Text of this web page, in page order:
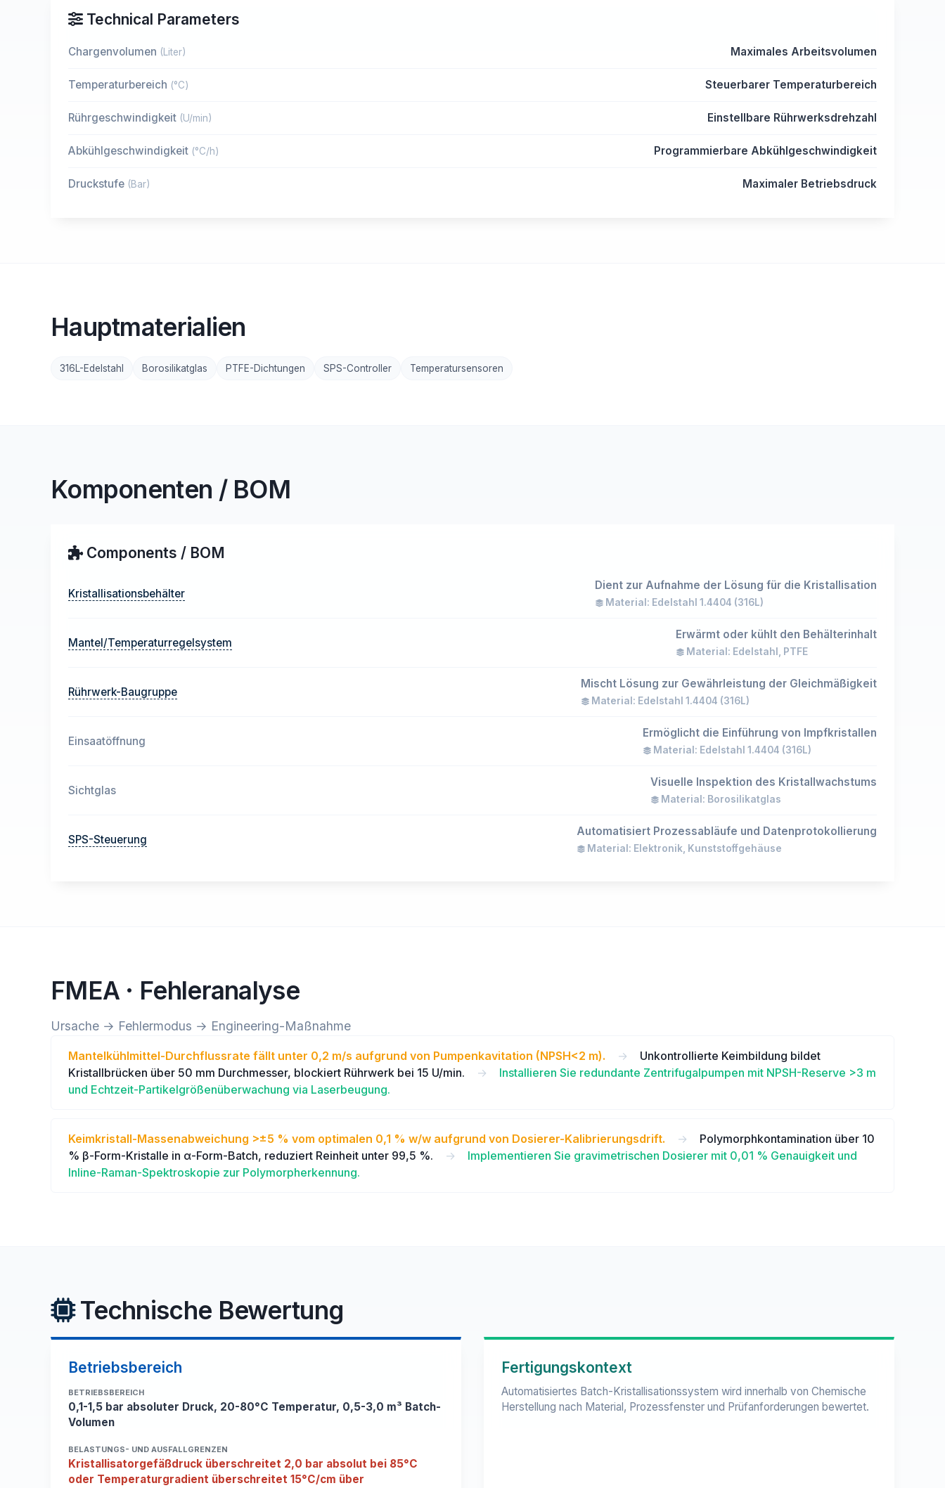
Technical Parameters
Chargenvolumen (Liter) Maximales Arbeitsvolumen
Temperaturbereich (°C) Steuerbarer Temperaturbereich
Rührgeschwindigkeit (U/min) Einstellbare Rührwerksdrehzahl
Abkühlgeschwindigkeit (°C/h) Programmierbare Abkühlgeschwindigkeit
Druckstufe (Bar) Maximaler Betriebsdruck
Hauptmaterialien
316L-Edelstahl Borosilikatglas PTFE-Dichtungen SPS-Controller Temperatursensoren
Komponenten / BOM
Components / BOM
Kristallisationsbehälter
Dient zur Aufnahme der Lösung für die Kristallisation
Material: Edelstahl 1.4404 (316L)
Mantel/Temperaturregelsystem
Erwärmt oder kühlt den Behälterinhalt
Material: Edelstahl, PTFE
Rührwerk-Baugruppe
Mischt Lösung zur Gewährleistung der Gleichmäßigkeit
Material: Edelstahl 1.4404 (316L)
Einsaatöffnung
Ermöglicht die Einführung von Impfkristallen
Material: Edelstahl 1.4404 (316L)
Sichtglas
Visuelle Inspektion des Kristallwachstums
Material: Borosilikatglas
SPS-Steuerung
Automatisiert Prozessabläufe und Datenprotokollierung
Material: Elektronik, Kunststoffgehäuse
FMEA · Fehleranalyse
Ursache → Fehlermodus → Engineering-Maßnahme
Mantelkühlmittel-Durchflussrate fällt unter 0,2 m/s aufgrund von Pumpenkavitation (NPSH<2 m). →
Unkontrollierte Keimbildung bildet
Kristallbrücken über 50 mm Durchmesser, blockiert Rührwerk bei 15 U/min.
→
Installieren Sie redundante Zentrifugalpumpen mit NPSH-Reserve >3 m
und Echtzeit-Partikelgrößenüberwachung via Laserbeugung.
Keimkristall-Massenabweichung >±5 % vom optimalen 0,1 % w/w aufgrund von Dosierer-Kalibrierungsdrift. →
Polymorphkontamination über 10
% β-Form-Kristalle in α-Form-Batch, reduziert Reinheit unter 99,5 %.
→
Implementieren Sie gravimetrischen Dosierer mit 0,01 % Genauigkeit und
Inline-Raman-Spektroskopie zur Polymorpherkennung.
Technische Bewertung
Betriebsbereich
BETRIEBSBEREICH
0,1-1,5 bar absoluter Druck, 20-80°C Temperatur, 0,5-3,0 m³ Batch-
Volumen
BELASTUNGS- UND AUSFALLGRENZEN
Kristallisatorgefäßdruck überschreitet 2,0 bar absolut bei 85°C
oder Temperaturgradient überschreitet 15°C/cm über
Fertigungskontext
Automatisiertes Batch-Kristallisationssystem wird innerhalb von Chemische
Herstellung nach Material, Prozessfenster und Prüfanforderungen bewertet.